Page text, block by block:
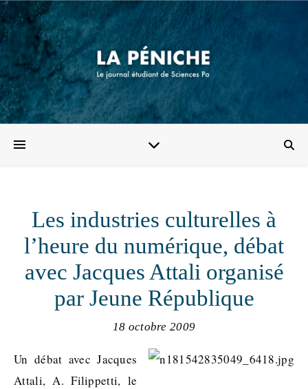
Les industries culturelles à
l’heure du numérique, débat
avec Jacques Attali organisé
par Jeune République
18 octobre 2009
Un débat avec Jacques
Attali, A. Filippetti, le